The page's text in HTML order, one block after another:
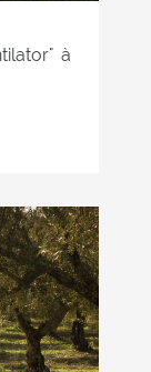
à
de
1)
de